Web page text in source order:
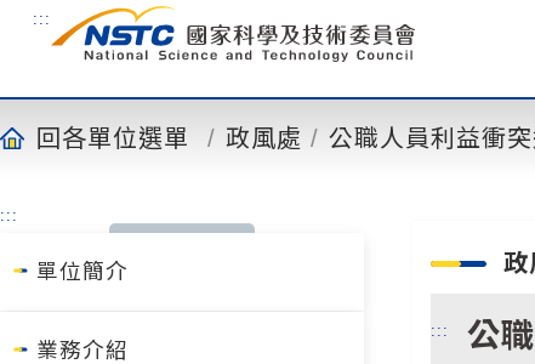
內
容
:::
回各單位選單 政風處 公職人員利益衝
:::
單位簡介
業務介紹
政
::: 公